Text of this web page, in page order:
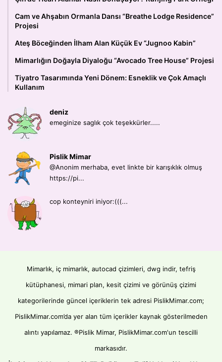
Cam ve Ahşabın Ormanla Dansı “Breathe Lodge Residence”
Projesi
Ateş Böceğinden İlham Alan Küçük Ev “Jugnoo Kabin”
Mimarlığın Doğayla Diyaloğu “Avocado Tree House” Projesi
Tiyatro Tasarımında Yeni Dönem: Esneklik ve Çok Amaçlı
Kullanım
deniz
emeginize saglık çok teşekkürler.....
Pislik Mimar
@Anonim merhaba, evet linkte bir karışıklık olmuş
https://pi...
cop konteyniri iniyor:(((...
Mimarlık, iç mimarlık, autocad çizimleri, dwg indir, tefriş
kütüphanesi, mimari plan, kesit çizimi ve görünüş çizimi
kategorilerinde güncel içeriklerin tek adresi PislikMimar.com;
PislikMimar.com’da yer alan tüm içerikler kaynak gösterilmeden
alıntı yapılamaz. ®Pislik Mimar, PislikMimar.com'un tescilli
markasıdır.